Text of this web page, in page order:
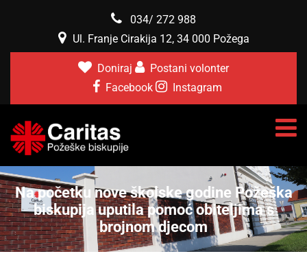
034/ 272 988
Ul. Franje Cirakija 12, 34 000 Požega
Doniraj
Postani volonter
Facebook
Instagram
Na početku nove školske godine Požeška
biskupija uputila pomoć obiteljima s
brojnom djecom